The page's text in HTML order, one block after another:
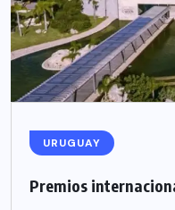
URUGUAY
Premios